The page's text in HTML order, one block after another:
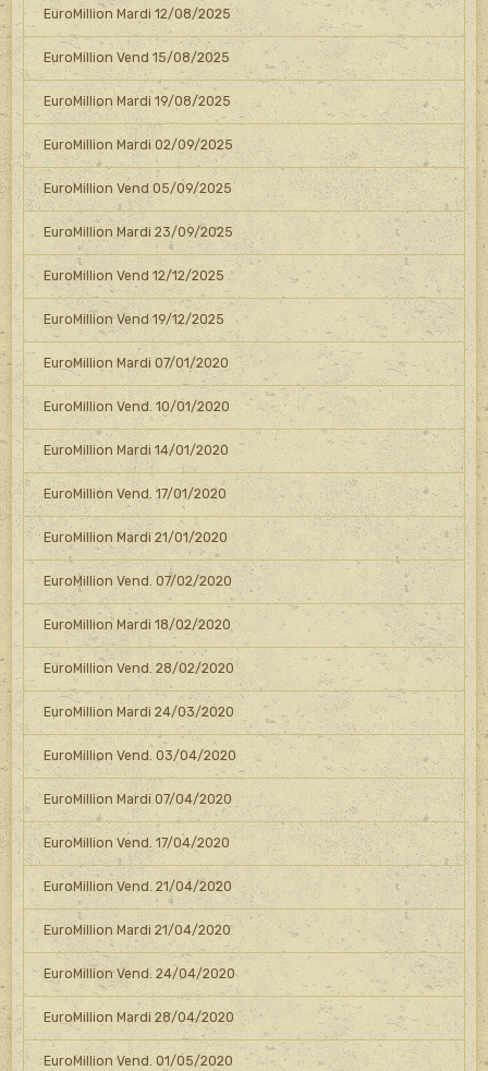
EuroMillion Mardi 12/08/2025
EuroMillion Vend 15/08/2025
EuroMillion Mardi 19/08/2025
EuroMillion Mardi 02/09/2025
EuroMillion Vend 05/09/2025
EuroMillion Mardi 23/09/2025
EuroMillion Vend 12/12/2025
EuroMillion Vend 19/12/2025
EuroMillion Mardi 07/01/2020
EuroMillion Vend. 10/01/2020
EuroMillion Mardi 14/01/2020
EuroMillion Vend. 17/01/2020
EuroMillion Mardi 21/01/2020
EuroMillion Vend. 07/02/2020
EuroMillion Mardi 18/02/2020
EuroMillion Vend. 28/02/2020
EuroMillion Mardi 24/03/2020
EuroMillion Vend. 03/04/2020
EuroMillion Mardi 07/04/2020
EuroMillion Vend. 17/04/2020
EuroMillion Vend. 21/04/2020
EuroMillion Mardi 21/04/2020
EuroMillion Vend. 24/04/2020
EuroMillion Mardi 28/04/2020
EuroMillion Vend. 01/05/2020